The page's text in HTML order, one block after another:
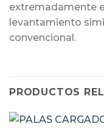
extremadamente
levantamiento
convencional.
PRODUCTOS